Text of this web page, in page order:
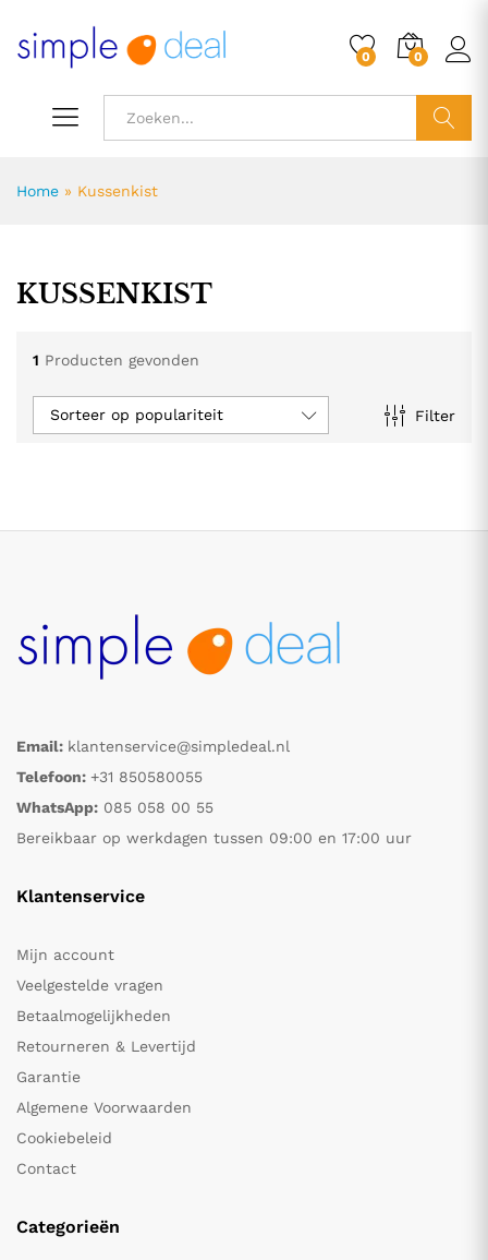
0 0
Home » Kussenkist
KUSSENKIST
1 Producten gevonden
Filter
Sorteer op populariteit
Email: klantenservice@simpledeal.nl
Telefoon: +31 850580055
WhatsApp: 085 058 00 55
Bereikbaar op werkdagen tussen 09:00 en 17:00 uur
Klantenservice
Mijn account
Veelgestelde vragen
Betaalmogelijkheden
Retourneren & Levertijd
Garantie
Algemene Voorwaarden
Cookiebeleid
Contact
Categorieën